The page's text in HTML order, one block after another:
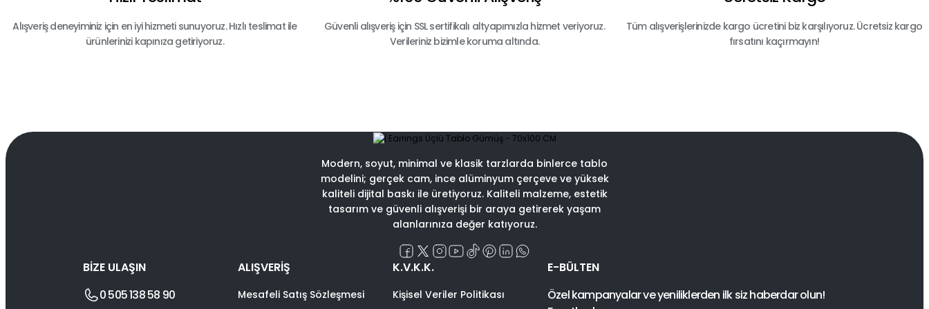
Alışveriş deneyiminiz için en iyi hizmeti sunuyoruz. Hızlı teslimat ile
ürünlerinizi kapınıza getiriyoruz.
Güvenli alışveriş için SSL sertifikalı altyapımızla hizmet veriyoruz.
Verileriniz bizimle koruma altında.
Tüm alışverişlerinizde kargo ücretini biz karşılıyoruz. Ücretsiz kargo
fırsatını kaçırmayın!
Modern, soyut, minimal ve klasik tarzlarda binlerce tablo
modelini; gerçek cam, ince alüminyum çerçeve ve yüksek
kaliteli dijital baskı ile üretiyoruz. Kaliteli malzeme, estetik
tasarım ve güvenli alışverişi bir araya getirerek yaşam
alanlarınıza değer katıyoruz.
BİZE ULAŞIN
0 505 138 58 90
ALIŞVERİŞ
Mesafeli Satış Sözleşmesi
K.V.K.K.
Kişisel Veriler Politikası
E-BÜLTEN
Özel kampanyalar ve yeniliklerden ilk siz haberdar olun!